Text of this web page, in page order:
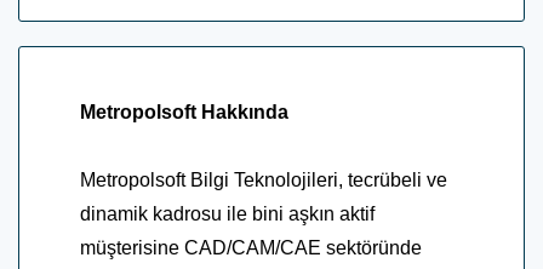
Metropolsoft Hakkında
Metropolsoft Bilgi Teknolojileri, tecrübeli ve
dinamik kadrosu ile bini aşkın aktif
müşterisine CAD/CAM/CAE sektöründe